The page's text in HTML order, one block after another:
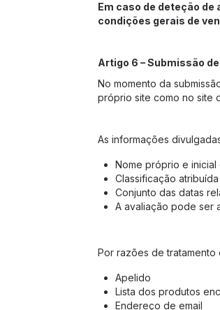
Em caso de deteção
condições gerais de
Artigo 6 – Submissão
No momento da
próprio site como no site
As informações
Nome próprio e
Classificação
Conjunto das datas
A avaliação pode ser
Por razões de tratamento
Apelido
Lista dos produtos
Endereço de email